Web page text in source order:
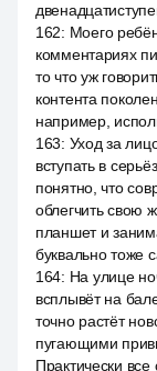
162: Моего
комментариях
то что уж
контента
например,
163: Уход за
вступать в
понятно, что
облегчить свою
планшет и
буквально тоже
164: На улице
всплывёт на
точно растёт
пугающими
Практически